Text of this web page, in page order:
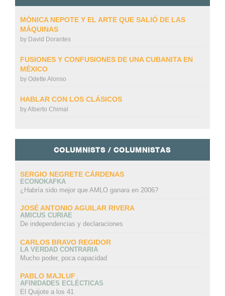
MÓNICA NEPOTE Y EL ARTE QUE SALIÓ DE LAS
MÁQUINAS
by David Dorantes
FUSIONES Y CONFUSIONES DE UNA CUBANITA EN
MÉXICO
by Odette Alonso
HABLAR CON LOS CLÁSICOS
byAlberto Chimal
COLUMNISTS / COLUMNISTAS
SERGIO NEGRETE CÁRDENAS
ECONOKAFKA
¿Habría sido mejor que AMLO ganara en 2006?
JOSÉ ANTONIO AGUILAR RIVERA
AMICUS CURIAE
De independencias y declaraciones
CARLOS BRAVO REGIDOR
LA VERDAD CONTRARIA
Mucho poder, poca capacidad
PABLO MAJLUF
AFINIDADES ECLÉCTICAS
El Quijote a los 41